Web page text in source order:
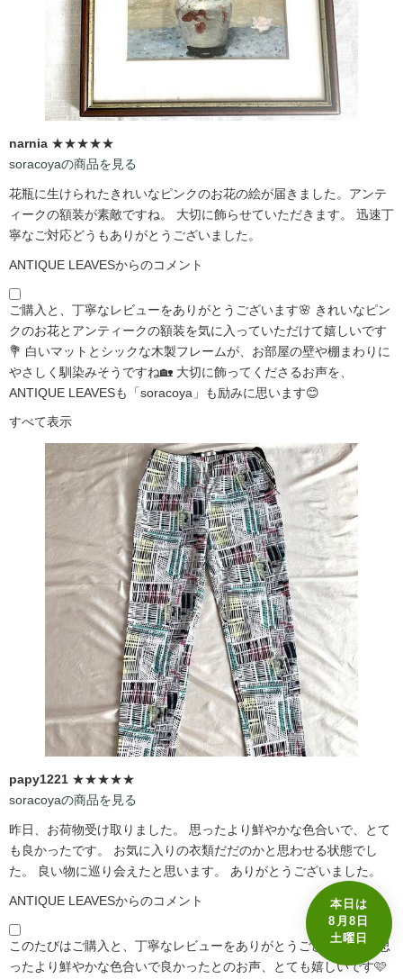
本日は
8月8日
土曜日
narnia ★★★★★
soracoyaの商品を見る
花瓶に生けられたきれいなピンクのお花の絵が届きました。アンテ
ィークの額装が素敵ですね。 大切に飾らせていただきます。 迅速丁
寧なご対応どうもありがとうございました。
ANTIQUE LEAVESからのコメント
ご購入と、丁寧なレビューをありがとうございます🌸 きれいなピン
クのお花とアンティークの額装を気に入っていただけて嬉しいです
💐 白いマットとシックな木製フレームが、お部屋の壁や棚まわりに
やさしく馴染みそうですね🏡 大切に飾ってくださるお声を、
ANTIQUE LEAVESも「soracoya」も励みに思います😊
すべて表示
papy1221 ★★★★★
soracoyaの商品を見る
昨日、お荷物受け取りました。 思ったより鮮やかな色合いで、とて
も良かったです。 お気に入りの衣類だだのかと思わせる状態でし
た。 良い物に巡り会えたと思います。 ありがとうございました。
ANTIQUE LEAVESからのコメント
このたびはご購入と、丁寧なレビューをありがとうございます☺️ 思
ったより鮮やかな色合いで良かったとのお声、とても嬉しいです🩷